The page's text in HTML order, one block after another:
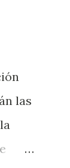
las